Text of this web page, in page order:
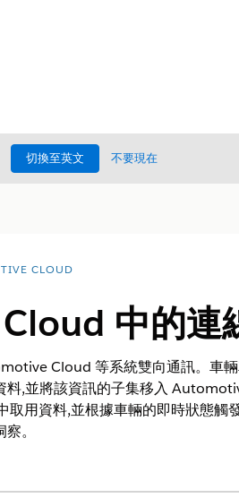
切換至英文 不要現在
CLOUD
中的連
Cloud 等系統雙向通訊。車
料,並將該資訊的子集移入
用資料,並根據車輛的即時狀態
。